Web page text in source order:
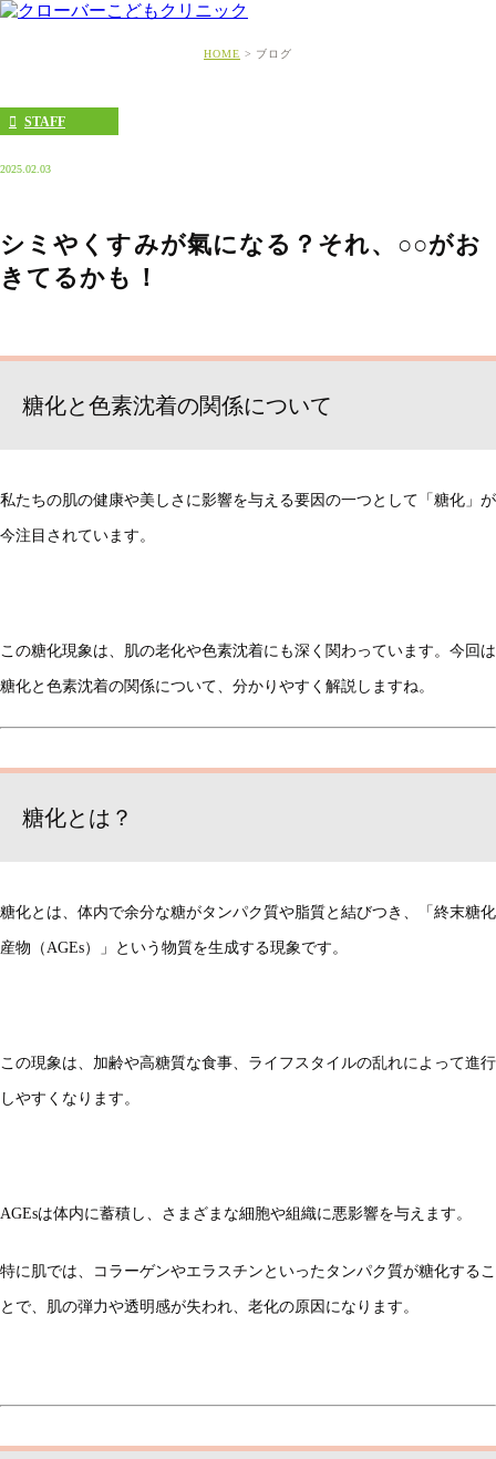
HOME ブログ
STAFF
2025.02.03
シミやくすみが氣になる？それ、○○がお
きてるかも！
糖化と色素沈着の関係について
私たちの肌の健康や美しさに影響を与える要因の一つとして「糖化」が
今注目されています。
この糖化現象は、肌の老化や色素沈着にも深く関わっています。今回は
糖化と色素沈着の関係について、分かりやすく解説しますね。
糖化とは？
糖化とは、体内で余分な糖がタンパク質や脂質と結びつき、「終末糖化
産物（AGEs）」という物質を生成する現象です。
この現象は、加齢や高糖質な食事、ライフスタイルの乱れによって進行
しやすくなります。
AGEsは体内に蓄積し、さまざまな細胞や組織に悪影響を与えます。
特に肌では、コラーゲンやエラスチンといったタンパク質が糖化するこ
とで、肌の弾力や透明感が失われ、老化の原因になります。